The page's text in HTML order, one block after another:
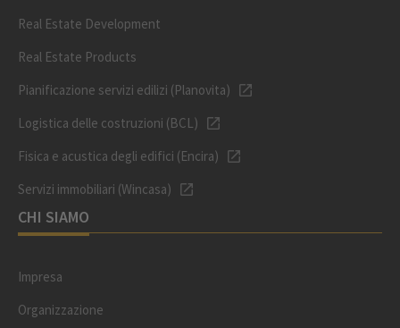
Real Estate Development
Real Estate Products
Pianificazione servizi edilizi (Planovita)
Logistica delle costruzioni (BCL)
Fisica e acustica degli edifici (Encira)
Servizi immobiliari (Wincasa)
CHI SIAMO
Impresa
Organizzazione